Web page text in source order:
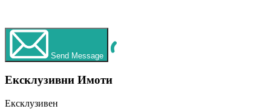
Send Message
Ексклузивни Имоти
Ексклузивен